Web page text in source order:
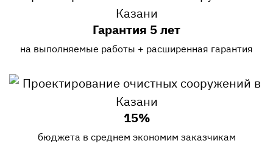
Гарантия 5 лет
на выполняемые работы + расширенная гарантия
15%
бюджета в среднем экономим заказчикам